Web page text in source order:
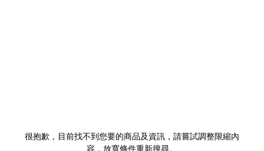
很抱歉，目前找不到您要的商品及資訊，請嘗試調整限縮內
容，放寬條件重新搜尋。